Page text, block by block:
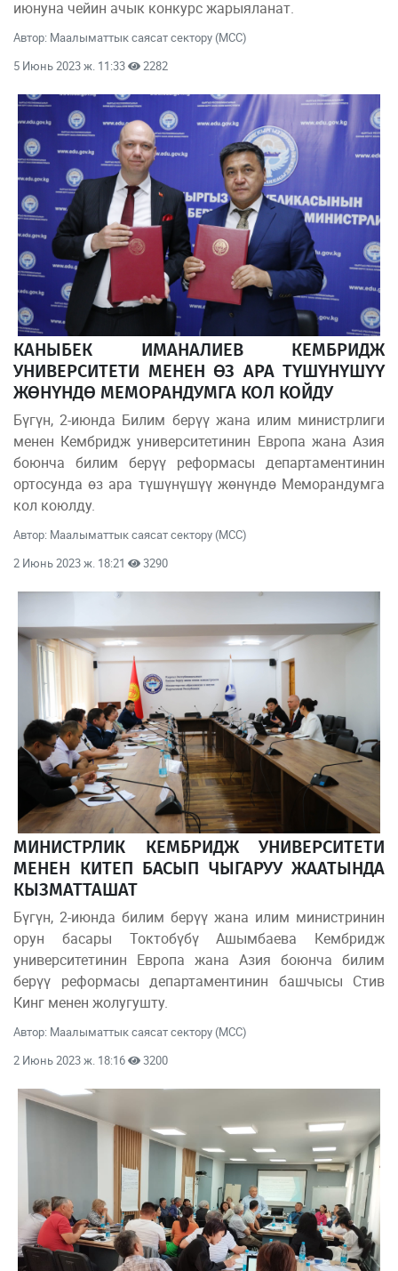
июнуна чейин ачык конкурс жарыяланат.
Автор: Маалыматтык саясат сектору (МСС)
5 Июнь 2023 ж. 11:33
2282
КАНЫБЕК ИМАНАЛИЕВ КЕМБРИДЖ
УНИВЕРСИТЕТИ МЕНЕН ӨЗ АРА ТҮШҮНҮШҮҮ
ЖӨНҮНДӨ МЕМОРАНДУМГА КОЛ КОЙДУ
Бүгүн, 2-июнда Билим берүү жана илим министрлиги
менен Кембридж университетинин Европа жана Азия
боюнча билим берүү реформасы департаментинин
ортосунда өз ара түшүнүшүү жөнүндө Меморандумга
кол коюлду.
Автор: Маалыматтык саясат сектору (МСС)
2 Июнь 2023 ж. 18:21
3290
МИНИСТРЛИК КЕМБРИДЖ УНИВЕРСИТЕТИ
МЕНЕН КИТЕП БАСЫП ЧЫГАРУУ ЖААТЫНДА
КЫЗМАТТАШАТ
Бүгүн, 2-июнда билим берүү жана илим министринин
орун басары Токтобүбү Ашымбаева Кембридж
университетинин Европа жана Азия боюнча билим
берүү реформасы департаментинин башчысы Стив
Кинг менен жолугушту.
Автор: Маалыматтык саясат сектору (МСС)
2 Июнь 2023 ж. 18:16
3200